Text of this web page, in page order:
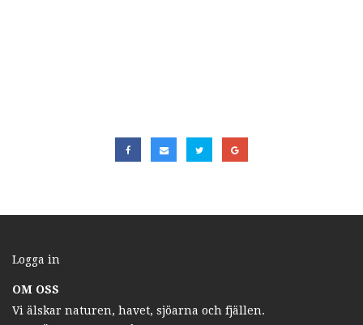
Logga in
OM OSS
Vi älskar naturen, havet, sjöarna och fjällen.